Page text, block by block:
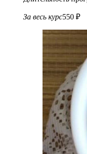
За весь курс550 ₽